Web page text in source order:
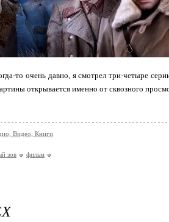
то очень давно, я смотрел три-четыре
открывается именно от сквозного
Видео, Книги
зов фильм